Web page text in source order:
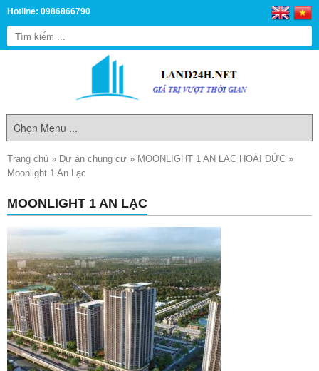
Hotline: 0986866790
Trang chủ » Dự án chung cư » MOONLIGHT 1 AN LẠC HOÀI ĐỨC »
Moonlight 1 An Lạc
MOONLIGHT 1 AN LẠC